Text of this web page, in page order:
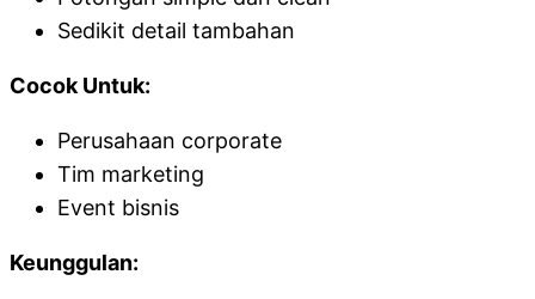
Sedikit detail tambahan
Cocok Untuk:
Perusahaan corporate
Tim marketing
Event bisnis
Keunggulan: